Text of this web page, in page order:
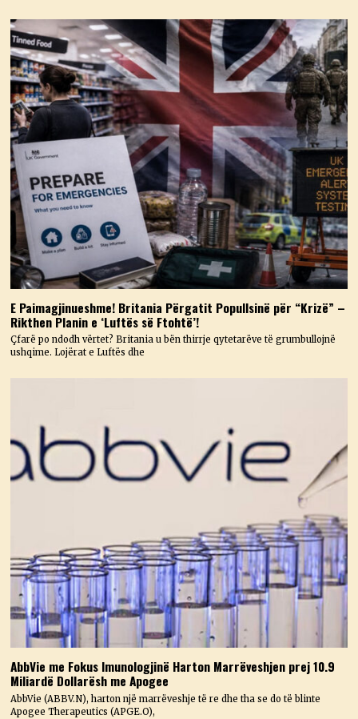
E Paimagjinueshme! Britania Përgatit Popullsinë për “Krizë” –
Rikthen Planin e ‘Luftës së Ftohtë’!
Çfarë po ndodh vërtet? Britania u bën thirrje qytetarëve të grumbullojnë
ushqime. Lojërat e Luftës dhe
AbbVie me Fokus Imunologjinë Harton Marrëveshjen prej 10.9
Miliardë Dollarësh me Apogee
AbbVie (ABBV.N), harton një marrëveshje të re dhe tha se do të blinte
Apogee Therapeutics (APGE.O),